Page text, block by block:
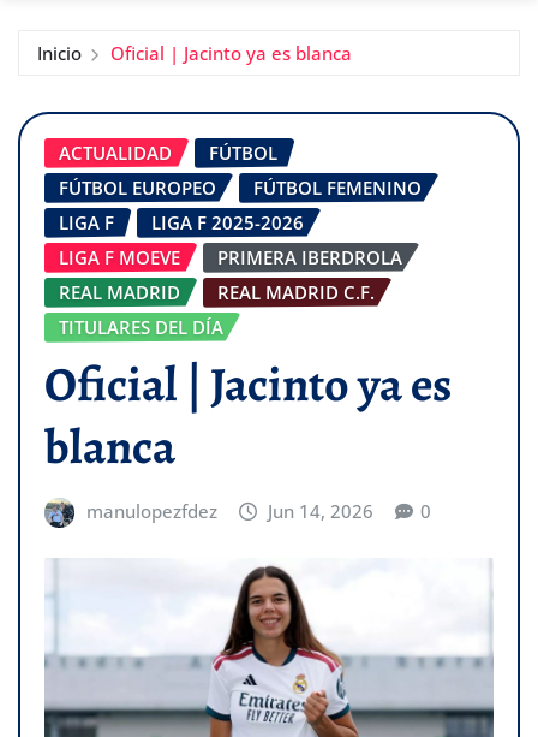
Inicio Oficial | Jacinto ya es blanca
ACTUALIDAD
FÚTBOL
FÚTBOL EUROPEO
FÚTBOL FEMENINO
LIGA F
LIGA F 2025-2026
LIGA F MOEVE
PRIMERA IBERDROLA
REAL MADRID
REAL MADRID C.F.
TITULARES DEL DÍA
Oficial | Jacinto ya es
blanca
manulopezfdez Jun 14, 2026 0